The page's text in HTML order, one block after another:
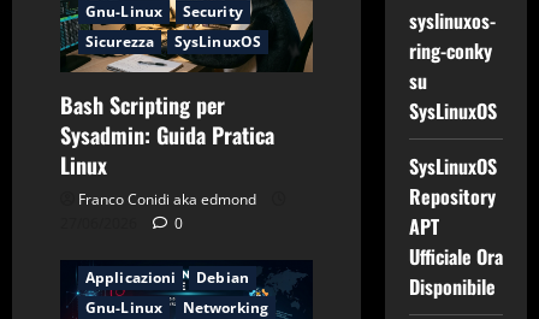
Gnu-Linux
Security
Sicurezza
SysLinuxOS
Bash Scripting per
Sysadmin: Guida Pratica
Linux
Franco Conidi aka edmond
0
Applicazioni
Debian
Gnu-Linux
Networking
syslinuxos-
ring-conky
su
SysLinuxOS
SysLinuxOS
Repository
APT
Ufficiale Ora
Disponibile